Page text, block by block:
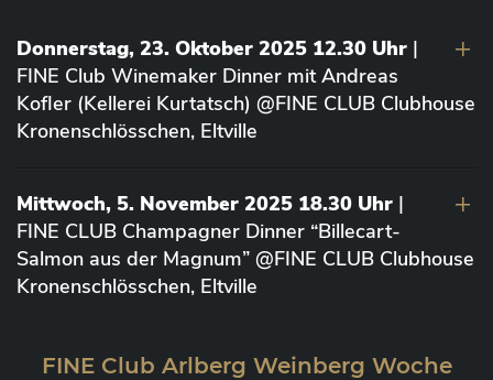
Donnerstag, 23. Oktober 2025 12.30 Uhr |
FINE Club Winemaker Dinner mit Andreas
Kofler (Kellerei Kurtatsch) @FINE CLUB Clubhouse
Kronenschlösschen, Eltville
Mittwoch, 5. November 2025 18.30 Uhr |
FINE CLUB Champagner Dinner “Billecart-
Salmon aus der Magnum” @FINE CLUB Clubhouse
Kronenschlösschen, Eltville
FINE Club Arlberg Weinberg Woche